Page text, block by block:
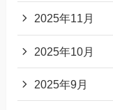
2025年11月
2025年10月
2025年9月